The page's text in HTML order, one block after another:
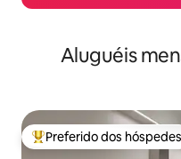
Aluguéis
Entre os melhores
Preferido dos hóspedes